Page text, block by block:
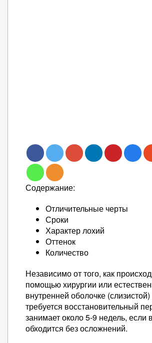
Содержание:
Отличительные черты
Сроки
Характер лохий
Оттенок
Количество
Независимо от того, как
помощью хирургии или
внутренней оболочке
требуется восстановительный
занимает около 5-9 недель, если
обходится без осложнений.